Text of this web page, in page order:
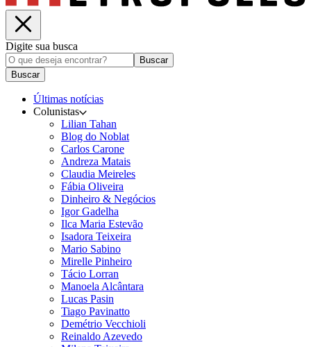
Digite sua busca
Buscar
Buscar
Últimas notícias
Colunistas
Lilian Tahan
Blog do Noblat
Carlos Carone
Andreza Matais
Claudia Meireles
Fábia Oliveira
Dinheiro & Negócios
Igor Gadelha
Ilca Maria Estevão
Isadora Teixeira
Mario Sabino
Mirelle Pinheiro
Tácio Lorran
Manoela Alcântara
Lucas Pasin
Tiago Pavinatto
Demétrio Vecchioli
Reinaldo Azevedo